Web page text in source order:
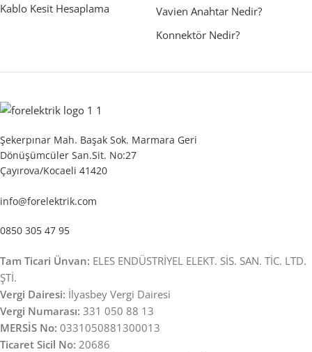
Kablo Kesit Hesaplama
Vavien Anahtar Nedir?
Konnektör Nedir?
Şekerpınar Mah. Başak Sok. Marmara Geri
Dönüşümcüler San.Sit. No:27
Çayırova/Kocaeli 41420
info@forelektrik.com
0850 305 47 95
Tam Ticari Ünvan: ELES ENDÜSTRİYEL ELEKT. SİS. SAN. TİC. LTD.
ŞTİ.
Vergi Dairesi: İlyasbey Vergi Dairesi
Vergi Numarası: 331 050 88 13
MERSİS No: 0331050881300013
Ticaret Sicil No: 20686